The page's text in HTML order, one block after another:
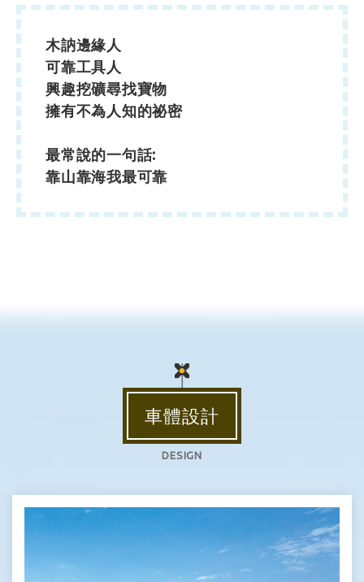
木訥邊緣人
可靠工具人
興趣挖礦尋找寶物
擁有不為人知的祕密
最常說的一句話:
靠山靠海我最可靠
車體設計
DESIGN